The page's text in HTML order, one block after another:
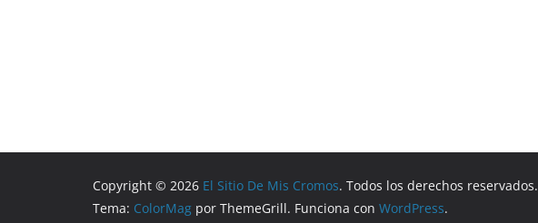
Copyright © 2026 El Sitio De Mis Cromos. Todos los derechos reservados.
Tema: ColorMag por ThemeGrill. Funciona con WordPress.